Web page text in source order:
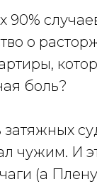
90%
о
боль?
чужим. И
(а